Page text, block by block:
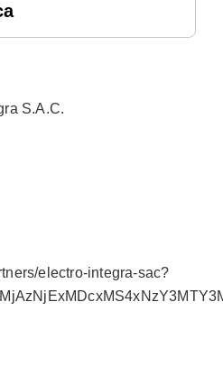
S.A.C.
electro-integra-sac?